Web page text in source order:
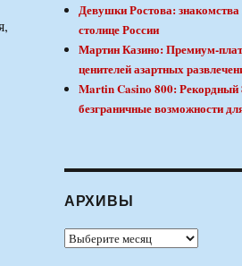
Девушки Ростова:
столице России
Мартин Казино: Премиум-
ценителей азартных
Martin Casino 800: Рекордный
безграничные возможности
АРХИВЫ
Архивы